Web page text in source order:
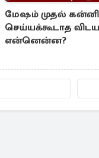
மேஷம் முதல்
செய்யக்கூடாத
என்னென்ன?